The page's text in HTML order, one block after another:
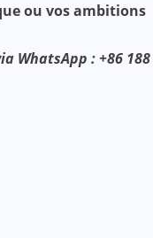
ou vos ambitions
WhatsApp : +86 188